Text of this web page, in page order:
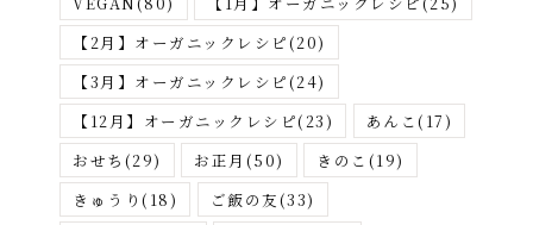
ら
が
す
【2月】オーガニックレシピ(20)
【3月】オーガニックレシピ(24)
【12月】オーガニックレシピ(23) あんこ(17)
おせち (29) お正月 (50) きのこ (19)
きゅうり (18) ご飯の友(33)